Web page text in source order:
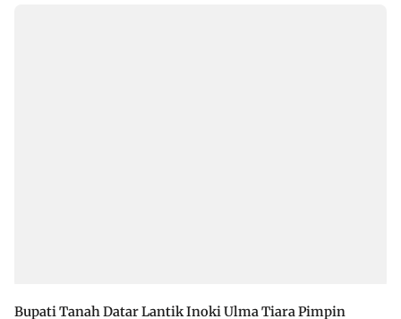
Bupati Tanah Datar Lantik Inoki Ulma Tiara Pimpin